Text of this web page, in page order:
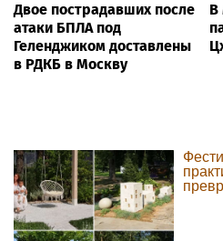
Двое пострадавших после
атаки БПЛА под
Геленджиком доставлены
в РДКБ в Москву
В